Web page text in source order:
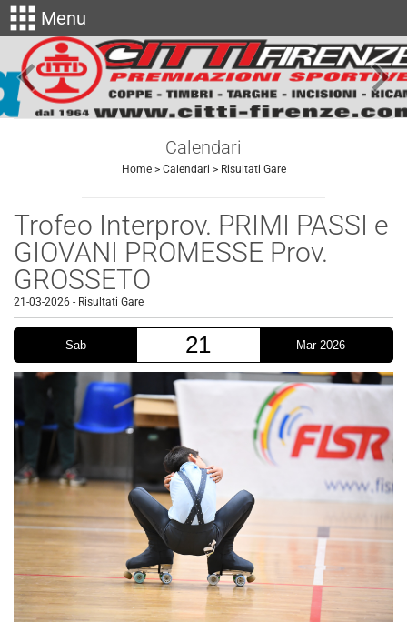
apps Menu
keyboard_arrow_left keyboard_arrow_right
Calendari
Home> Calendari > Risultati Gare
Trofeo Interprov. PRIMI PASSI e
GIOVANI PROMESSE Prov.
GROSSETO
21-03-2026 - Risultati Gare
Sab 21 Mar 2026